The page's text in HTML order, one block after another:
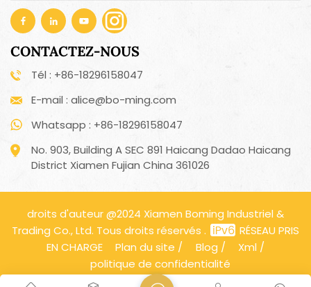
CONTACTEZ-NOUS
Tél : +86-18296158047
E-mail : alice@bo-ming.com
Whatsapp : +86-18296158047
No. 903, Building A SEC 891 Haicang Dadao Haicang
District Xiamen Fujian China 361026
droits d'auteur @2024 Xiamen Boming Industriel &
Trading Co., Ltd. Tous droits réservés .
RÉSEAU PRIS
EN CHARGE
Plan du site / Blog / Xml /
politique de confidentialité